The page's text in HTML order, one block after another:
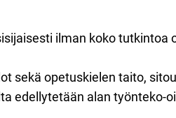
ilman koko tutkintoa
sekä opetuskielen taito,
edellytetään alan työnteko-